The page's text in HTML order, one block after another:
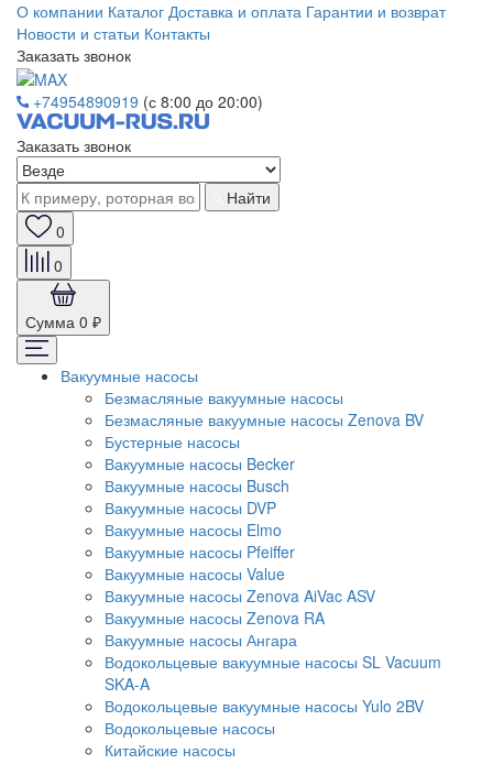
О компании Каталог Доставка и оплата Гарантии и возврат
Новости и статьи Контакты
Заказать звонок
+74954890919 (с 8:00 до 20:00)
Заказать звонок
Найти
0
0
Сумма 0 ₽
Вакуумные насосы
Безмасляные вакуумные насосы
Безмасляные вакуумные насосы Zenova BV
Бустерные насосы
Вакуумные насосы Becker
Вакуумные насосы Busch
Вакуумные насосы DVP
Вакуумные насосы Elmo
Вакуумные насосы Pfeiffer
Вакуумные насосы Value
Вакуумные насосы Zenova AiVac ASV
Вакуумные насосы Zenova RA
Вакуумные насосы Ангара
Водокольцевые вакуумные насосы SL Vacuum
SKA-A
Водокольцевые вакуумные насосы Yulo 2BV
Водокольцевые насосы
Китайские насосы